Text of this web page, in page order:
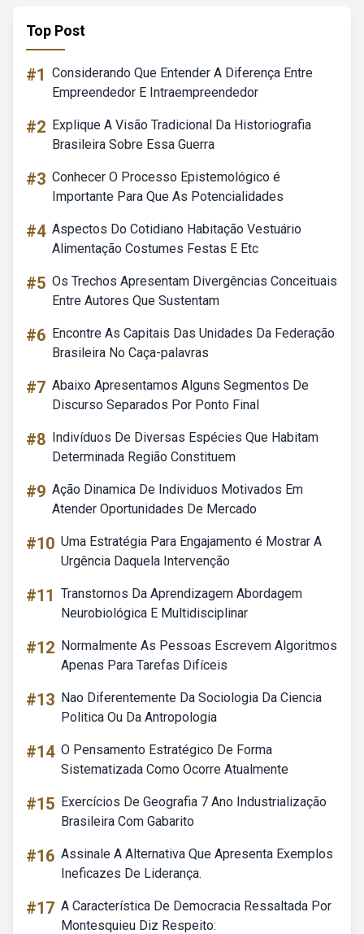
Top Post
#1 Considerando Que Entender A Diferença Entre
Empreendedor E Intraempreendedor
#2 Explique A Visão Tradicional Da Historiografia
Brasileira Sobre Essa Guerra
#3 Conhecer O Processo Epistemológico é
Importante Para Que As Potencialidades
#4 Aspectos Do Cotidiano Habitação Vestuário
Alimentação Costumes Festas E Etc
#5 Os Trechos Apresentam Divergências Conceituais
Entre Autores Que Sustentam
#6 Encontre As Capitais Das Unidades Da Federação
Brasileira No Caça-palavras
#7 Abaixo Apresentamos Alguns Segmentos De
Discurso Separados Por Ponto Final
#8 Indivíduos De Diversas Espécies Que Habitam
Determinada Região Constituem
#9 Ação Dinamica De Individuos Motivados Em
Atender Oportunidades De Mercado
#10 Uma Estratégia Para Engajamento é Mostrar A
Urgência Daquela Intervenção
#11 Transtornos Da Aprendizagem Abordagem
Neurobiológica E Multidisciplinar
#12 Normalmente As Pessoas Escrevem Algoritmos
Apenas Para Tarefas Difíceis
#13 Nao Diferentemente Da Sociologia Da Ciencia
Politica Ou Da Antropologia
#14 O Pensamento Estratégico De Forma
Sistematizada Como Ocorre Atualmente
#15 Exercícios De Geografia 7 Ano Industrialização
Brasileira Com Gabarito
#16 Assinale A Alternativa Que Apresenta Exemplos
Ineficazes De Liderança.
#17 A Característica De Democracia Ressaltada Por
Montesquieu Diz Respeito: